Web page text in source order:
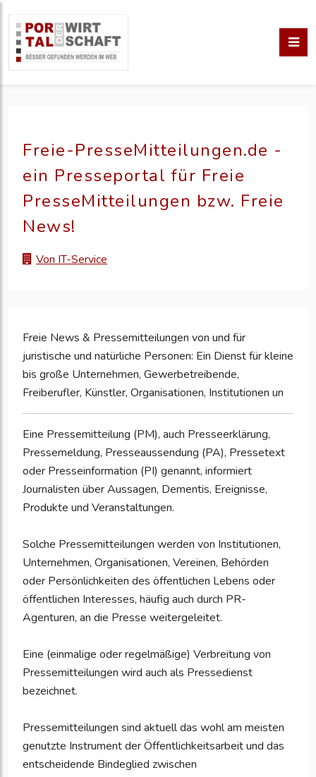
Freie-PresseMitteilungen.de -
ein Presseportal für Freie
PresseMitteilungen bzw. Freie
News!
Von IT-Service
Freie News & Pressemitteilungen von und für
juristische und natürliche Personen: Ein Dienst für kleine
bis große Unternehmen, Gewerbetreibende,
Freiberufler, Künstler, Organisationen, Institutionen un
Eine Pressemitteilung (PM), auch Presseerklärung,
Pressemeldung, Presseaussendung (PA), Pressetext
oder Presseinformation (PI) genannt, informiert
Journalisten über Aussagen, Dementis, Ereignisse,
Produkte und Veranstaltungen.
Solche Pressemitteilungen werden von Institutionen,
Unternehmen, Organisationen, Vereinen, Behörden
oder Persönlichkeiten des öffentlichen Lebens oder
öffentlichen Interesses, häufig auch durch PR-
Agenturen, an die Presse weitergeleitet.
Eine (einmalige oder regelmäßige) Verbreitung von
Pressemitteilungen wird auch als Pressedienst
bezeichnet.
Pressemitteilungen sind aktuell das wohl am meisten
genutzte Instrument der Öffentlichkeitsarbeit und das
entscheidende Bindeglied zwischen